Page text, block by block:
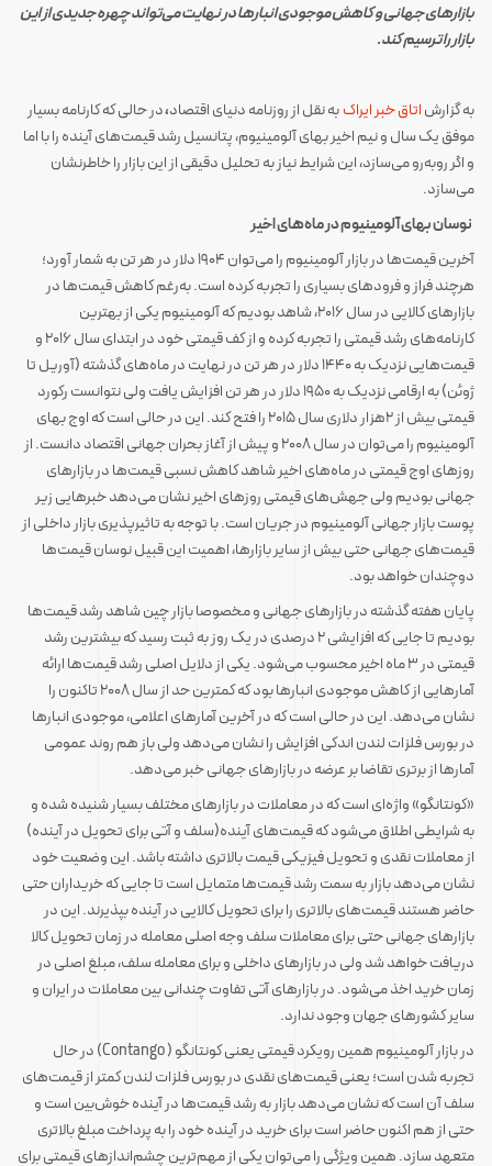
بازارهای جهانی و کاهش موجودی انبارها در نهایت می‌تواند چهره جدیدی از این
بازار را ترسیم کند.
به گزارشاتاق خبر ایراکبه نقل از روزنامه دنیای اقتصاد،در حالی که کارنامه بسیار
موفق یک سال و نیم اخیر بهای آلومینیوم، پتانسیل رشد قیمت‌های آینده را با اما
و اگر رو‌به‌رو می‌سازد، این شرایط نیاز به تحلیل دقیقی از این بازار را خاطرنشان
می‌سازد.
نوسان بهای آلومینیوم در ماه‌های اخیر
آخرین قیمت‌ها در بازار آلومینیوم را می‌توان ۱۹۰۴ دلار در هر تن به شمار آورد؛
هرچند فراز و فرودهای بسیاری را تجربه کرده است. به‌رغم کاهش قیمت‌ها در
بازارهای کالایی در سال ۲۰۱۶، شاهد بودیم که آلومینیوم یکی از بهترین
کارنامه‌های رشد قیمتی را تجربه کرده و از کف قیمتی خود در ابتدای سال ۲۰۱۶ و
قیمت‌هایی نزدیک به ۱۴۴۰ دلار در هر تن در نهایت در ماه‌های گذشته (آوریل تا
ژوئن) به ارقامی نزدیک به ۱۹۵۰ دلار در هر تن افزایش یافت ولی نتوانست رکورد
قیمتی بیش از ۲هزار دلاری سال ۲۰۱۵ را فتح کند. این در حالی است که اوج بهای
آلومینیوم را می‌توان در سال ۲۰۰۸ و پیش از آغاز بحران جهانی اقتصاد دانست. از
روزهای اوج قیمتی در ماه‌های اخیر شاهد کاهش نسبی قیمت‌ها در بازارهای
جهانی بودیم ولی جهش‌های قیمتی روزهای اخیر نشان می‌دهد خبرهایی زیر
پوست بازار جهانی آلومینیوم در جریان است. با توجه به تاثیرپذیری بازار داخلی از
قیمت‌های جهانی حتی بیش از سایر بازارها، اهمیت این قبیل نوسان قیمت‌ها
دوچندان خواهد بود.
پایان هفته گذشته در بازارهای جهانی و مخصوصا بازار چین شاهد رشد قیمت‌ها
بودیم تا جایی که افزایشی ۲ درصدی در یک روز به ثبت رسید که بیشترین رشد
قیمتی در ۳ ماه اخیر محسوب می‌شود. یکی از دلایل اصلی رشد قیمت‌ها ارائه
آمارهایی از کاهش موجودی انبارها بود که کمترین حد از سال ۲۰۰۸ تاکنون را
نشان می‌دهد. این در حالی است که در آخرین آمارهای اعلامی، موجودی انبارها
در بورس فلزات لندن اندکی افزایش را نشان می‌دهد‌ ولی باز هم روند عمومی
آمارها از برتری تقاضا بر عرضه در بازارهای جهانی خبر می‌دهد.
«کونتانگو» واژه‌ای است که در معاملات در بازارهای مختلف بسیار شنیده شده و
به شرایطی اطلاق می‌شود که قیمت‌های آینده‌(سلف و آتی برای تحویل در آینده)
از معاملات نقدی و تحویل فیزیکی قیمت بالاتری داشته باشد. این وضعیت خود
نشان می‌دهد بازار به سمت رشد قیمت‌ها متمایل است تا جایی که خریداران حتی
حاضر هستند قیمت‌های بالاتری را برای تحویل کالایی در آینده بپذیرند. این در
بازارهای جهانی حتی برای معاملات سلف وجه اصلی معامله در زمان تحویل کالا
دریافت خواهد شد ولی در بازارهای داخلی و برای معامله سلف، مبلغ اصلی در
زمان خرید اخذ می‌شود. در بازارهای آتی تفاوت چندانی بین معاملات در ایران و
سایر کشورهای جهان وجود ندارد.
در بازار آلومینیوم همین رویکرد قیمتی یعنی کونتانگو ( Contango) در حال
تجربه شدن است؛ یعنی قیمت‌های نقدی در بورس فلزات لندن کمتر از قیمت‌های
سلف آن است که نشان می‌دهد بازار به رشد قیمت‌ها در آینده خوش‌بین است و
حتی از هم اکنون حاضر است برای خرید در آینده خود را به پرداخت مبلغ بالاتری
متعهد سازد. همین ویژگی را می‌توان یکی از مهم‌ترین چشم‌اندازهای قیمتی برای